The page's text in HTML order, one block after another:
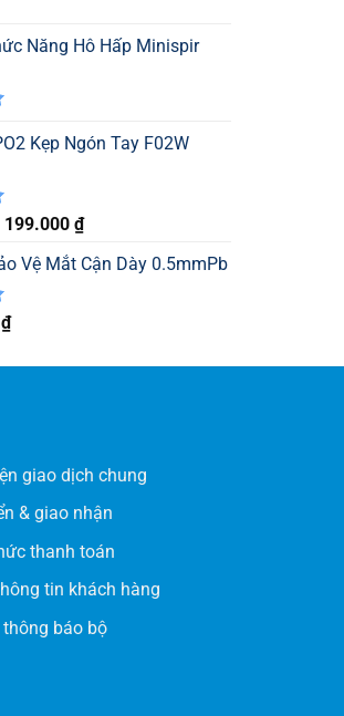
Năng Hô Hấp Minispir
Kẹp Ngón Tay F02W
Giá
là:
650.000 ₫.
199.000 ₫Giá
tại
Vệ Mắt Cận Dày 0.5mmPb
₫
giao dịch chung
& giao nhận
thanh toán
tin khách hàng